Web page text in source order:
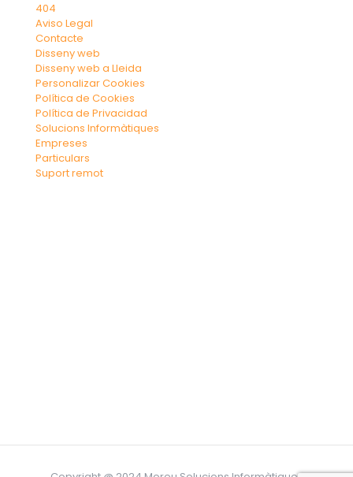
404
Aviso Legal
Contacte
Disseny web
Disseny web a Lleida
Personalizar Cookies
Política de Cookies
Política de Privacidad
Solucions Informàtiques
Empreses
Particulars
Suport remot